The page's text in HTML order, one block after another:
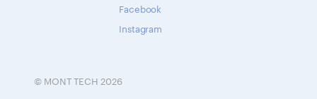
Facebook
Instagram
© MONT TECH 2026